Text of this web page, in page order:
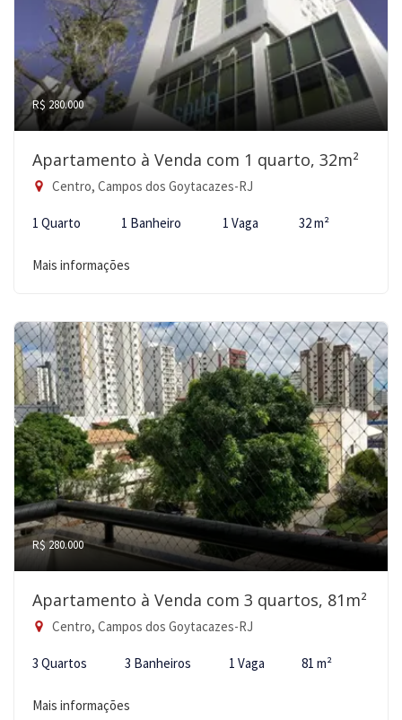
R$ 280.000
Apartamento à Venda com 1 quarto, 32m²
Centro, Campos dos Goytacazes-RJ
1 Quarto 1 Banheiro 1 Vaga 32 m²
Mais informações
R$ 280.000
Apartamento à Venda com 3 quartos, 81m²
Centro, Campos dos Goytacazes-RJ
3 Quartos 3 Banheiros 1 Vaga 81 m²
Mais informações